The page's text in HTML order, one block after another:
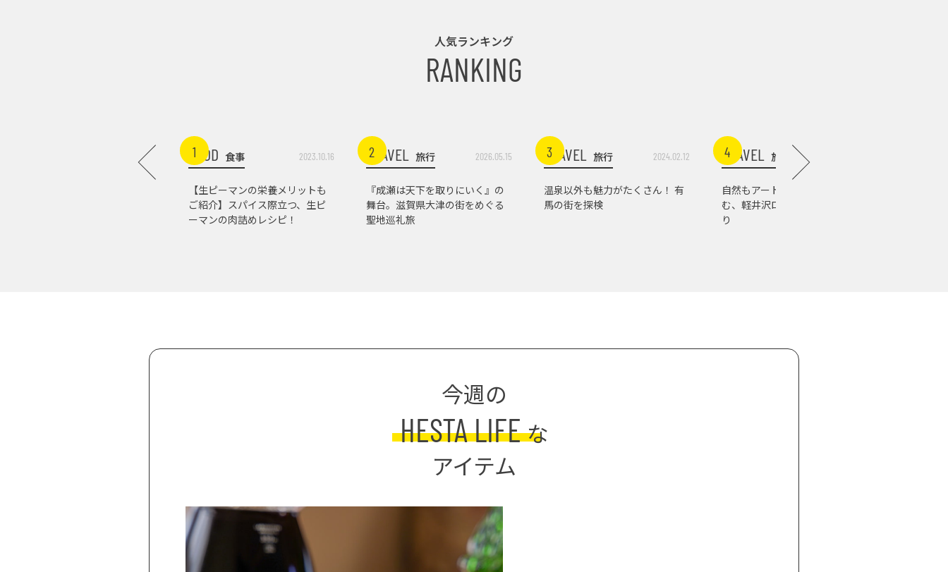
人気ランキング
RANKING
1FOOD 食事 2023.10.16
【生ピーマンの栄養メリットも
ご紹介】スパイス際立つ、生ピ
ーマンの肉詰めレシピ！
2
TRAVEL 旅行 2026.05.15
『成瀬は天下を取りにいく』の
舞台。滋賀県大津の街をめぐる
聖地巡礼旅
3
TRAVEL 旅行 2024.02.12
温泉以外も魅力がたくさん！ 有
馬の街を探検
4
TRAVEL 旅行
自然もアートもグルメも楽し
む、軽井沢ローカルスポット巡
り
今週の
HESTA LIFEな
アイテム